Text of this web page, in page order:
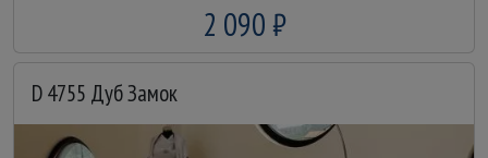
2 090 ₽
D 4755 Дуб Замок